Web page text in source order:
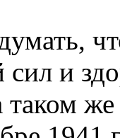
сил и
таком